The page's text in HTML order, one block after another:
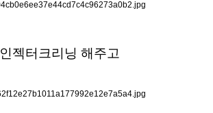
인젝터크리닝 해주고